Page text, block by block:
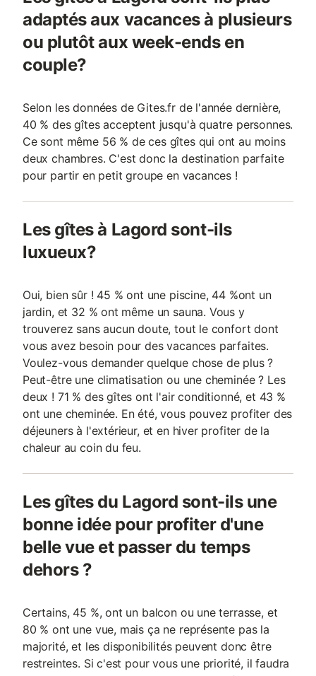
adaptés aux vacances à plusieurs
ou plutôt aux week-ends en
couple?
Selon les données de Gites.fr de l'année dernière,
40 % des gîtes acceptent jusqu'à quatre personnes.
Ce sont même 56 % de ces gîtes qui ont au moins
deux chambres. C'est donc la destination parfaite
pour partir en petit groupe en vacances !
Les gîtes à Lagord sont-ils
luxueux?
Oui, bien sûr ! 45 % ont une piscine, 44 %ont un
jardin, et 32 % ont même un sauna. Vous y
trouverez sans aucun doute, tout le confort dont
vous avez besoin pour des vacances parfaites.
Voulez-vous demander quelque chose de plus ?
Peut-être une climatisation ou une cheminée ? Les
deux ! 71 % des gîtes ont l'air conditionné, et 43 %
ont une cheminée. En été, vous pouvez profiter des
déjeuners à l'extérieur, et en hiver profiter de la
chaleur au coin du feu.
Les gîtes du Lagord sont-ils une
bonne idée pour profiter d'une
belle vue et passer du temps
dehors ?
Certains, 45 %, ont un balcon ou une terrasse, et
80 % ont une vue, mais ça ne représente pas la
majorité, et les disponibilités peuvent donc être
restreintes. Si c'est pour vous une priorité, il faudra